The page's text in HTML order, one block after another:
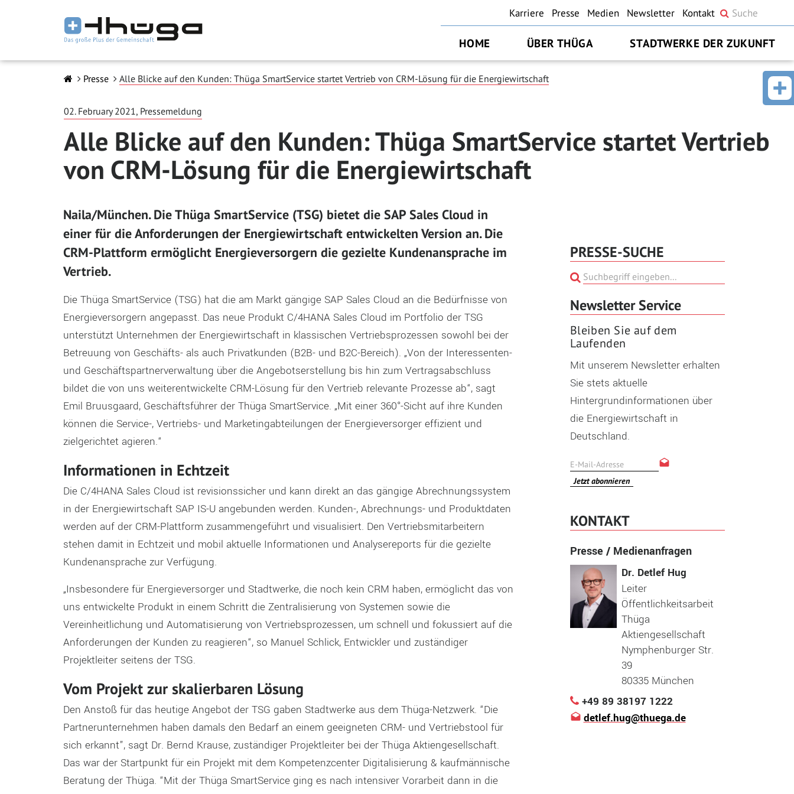
Karriere Presse Medien Newsletter Kontakt
HOME ÜBER THÜGA STADTWERKE DER ZUKUNFT
Presse Alle Blicke auf den Kunden: Thüga SmartService startet Vertrieb von CRM-Lösung für die Energiewirtschaft
02. February 2021, Pressemeldung
Alle Blicke auf den Kunden: Thüga SmartService startet Vertrieb
von CRM-Lösung für die Energiewirtschaft
Naila/München. Die Thüga SmartService (TSG) bietet die SAP Sales Cloud in
einer für die Anforderungen der Energiewirtschaft entwickelten Version an. Die
CRM-Plattform ermöglicht Energieversorgern die gezielte Kundenansprache im
Vertrieb.
Die Thüga SmartService (TSG) hat die am Markt gängige SAP Sales Cloud an die Bedürfnisse von
Energieversorgern angepasst. Das neue Produkt C/4HANA Sales Cloud im Portfolio der TSG
unterstützt Unternehmen der Energiewirtschaft in klassischen Vertriebsprozessen sowohl bei der
Betreuung von Geschäfts- als auch Privatkunden (B2B- und B2C-Bereich). „Von der Interessenten-
und Geschäftspartnerverwaltung über die Angebotserstellung bis hin zum Vertragsabschluss
bildet die von uns weiterentwickelte CRM-Lösung für den Vertrieb relevante Prozesse ab“, sagt
Emil Bruusgaard, Geschäftsführer der Thüga SmartService. „Mit einer 360°-Sicht auf ihre Kunden
können die Service-, Vertriebs- und Marketingabteilungen der Energieversorger effizient und
zielgerichtet agieren.“
Informationen in Echtzeit
Die C/4HANA Sales Cloud ist revisionssicher und kann direkt an das gängige Abrechnungssystem
in der Energiewirtschaft SAP IS-U angebunden werden. Kunden-, Abrechnungs- und Produktdaten
werden auf der CRM-Plattform zusammengeführt und visualisiert. Den Vertriebsmitarbeitern
stehen damit in Echtzeit und mobil aktuelle Informationen und Analysereports für die gezielte
Kundenansprache zur Verfügung.
„Insbesondere für Energieversorger und Stadtwerke, die noch kein CRM haben, ermöglicht das von
uns entwickelte Produkt in einem Schritt die Zentralisierung von Systemen sowie die
Vereinheitlichung und Automatisierung von Vertriebsprozessen, um schnell und fokussiert auf die
Anforderungen der Kunden zu reagieren“, so Manuel Schlick, Entwickler und zuständiger
Projektleiter seitens der TSG.
Vom Projekt zur skalierbaren Lösung
Den Anstoß für das heutige Angebot der TSG gaben Stadtwerke aus dem Thüga-Netzwerk. “Die
Partnerunternehmen haben damals den Bedarf an einem geeigneten CRM- und Vertriebstool für
sich erkannt”, sagt Dr. Bernd Krause, zuständiger Projektleiter bei der Thüga Aktiengesellschaft.
Das war der Startpunkt für ein Projekt mit dem Kompetenzcenter Digitalisierung & kaufmännische
Beratung der Thüga. “Mit der Thüga SmartService ging es nach intensiver Vorarbeit dann in die
PRESSE-SUCHE
Newsletter Service
Bleiben Sie auf dem
Laufenden
Mit unserem Newsletter erhalten
Sie stets aktuelle
Hintergrundinformationen über
die Energiewirtschaft in
Deutschland.
Jetzt abonnieren
KONTAKT
Presse / Medienanfragen
Dr. Detlef Hug
Leiter
Öffentlichkeitsarbeit
Thüga
Aktiengesellschaft
Nymphenburger Str.
39
80335 München
+49 89 38197 1222
detlef.hug@thuega.de